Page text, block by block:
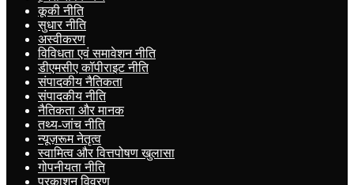
कूकी नीति
सुधार नीति
अस्वीकरण
विविधता एवं समावेशन नीति
डीएमसीए कॉपीराइट नीति
संपादकीय नैतिकता
संपादकीय नीति
नैतिकता और मानक
तथ्य-जांच नीति
न्यूज़रूम नेतृत्व
स्वामित्व और वित्तपोषण खुलासा
गोपनीयता नीति
प्रकाशन विवरण